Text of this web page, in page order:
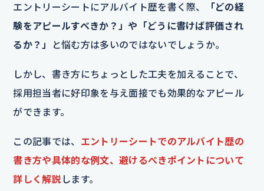
エントリーシートにアルバイト歴を書く際、
「どの経
験をアピールすべきか？」や「どうに書けば評価され
るか？」
と悩む方は多いのではないでしょうか。
しかし、書き方にちょっとした工夫を加えることで、
採用担当者に好印象を与え面接でも効果的なアピール
ができます。
この記事では、 エントリーシートでのアルバイト歴の
書き方や具体的な例文、避けるべきポイントについて
詳しく解説 します。